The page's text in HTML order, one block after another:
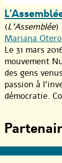
(L'Assemblée)
Mariana Otero
Le 31 mars
mouvement
des gens
passion à
démocratie.